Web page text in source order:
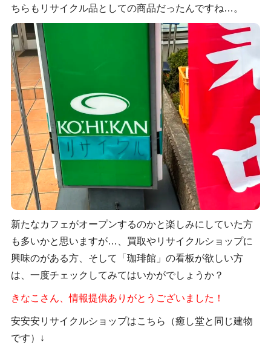
ちらもリサイクル品としての商品だったんですね…。
新たなカフェがオープンするのかと楽しみにしていた方
も多いかと思いますが…、買取やリサイクルショップに
興味のがある方、そして「珈琲館」の看板が欲しい方
は、一度チェックしてみてはいかがでしょうか？
きなこさん、情報提供ありがとうございました！
安安安リサイクルショップはこちら（癒し堂と同じ建物
です）↓